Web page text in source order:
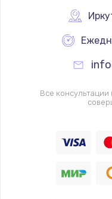
Все